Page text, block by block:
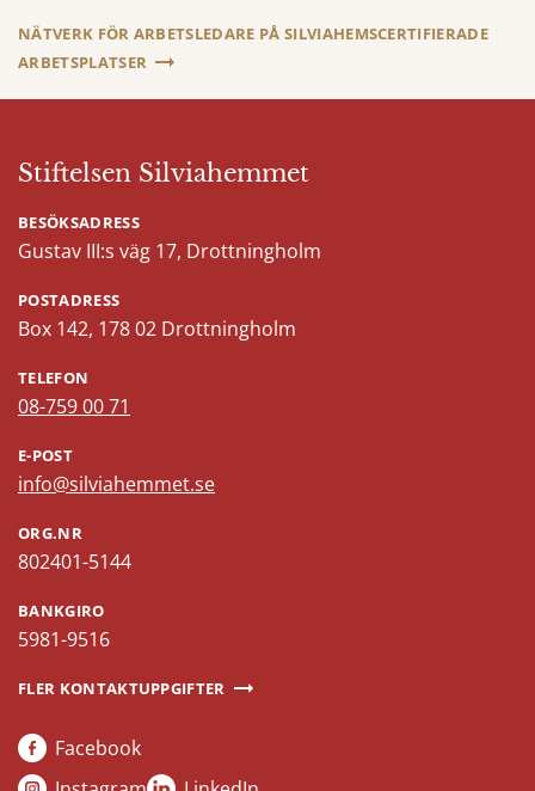
NÄTVERK FÖR ARBETSLEDARE PÅ SILVIAHEMSCERTIFIERADE
ARBETSPLATSER
Stiftelsen Silviahemmet
BESÖKSADRESS
Gustav III:s väg 17, Drottningholm
POSTADRESS
Box 142, 178 02 Drottningholm
TELEFON
08-759 00 71
E-POST
info@silviahemmet.se
ORG.NR
802401-5144
BANKGIRO
5981-9516
FLER KONTAKTUPPGIFTER
Facebook